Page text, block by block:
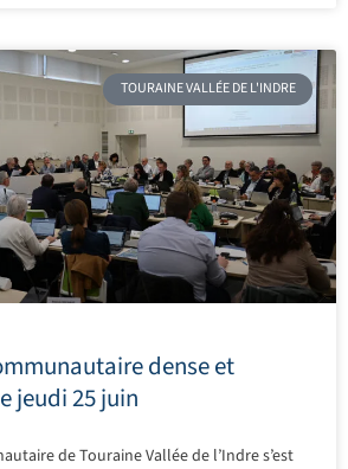
TOURAINE VALLÉE DE L'INDRE
dense et
jeudi 25 juin
de Touraine Vallée de l’Indre s’est